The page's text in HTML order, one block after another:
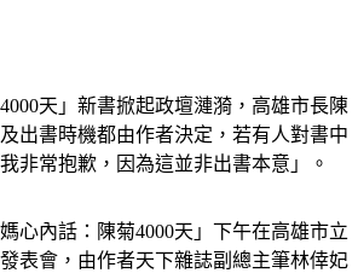
天」新書掀起政壇漣漪，高雄市長陳
出書時機都由作者決定，若有人對書中
非常抱歉，因為這並非出書本意」。
心內話：陳菊4000天」下午在高雄市立
表會，由作者天下雜誌副總主筆林倖妃